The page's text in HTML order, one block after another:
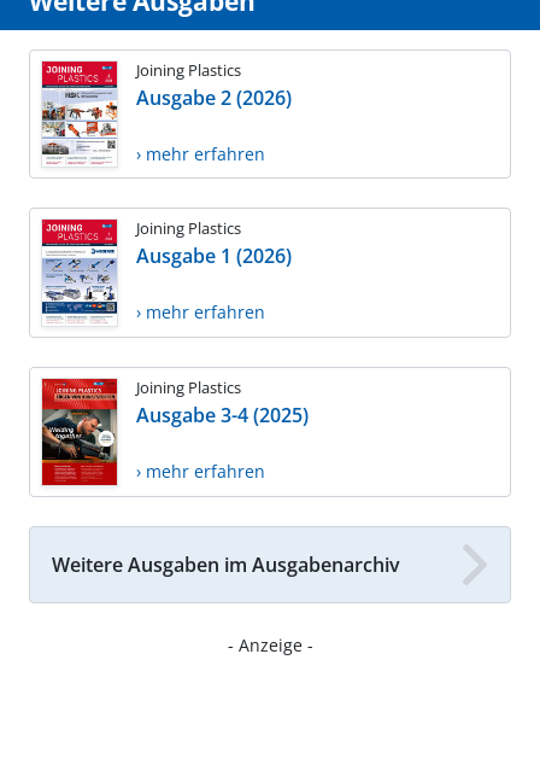
Joining Plastics
Ausgabe 2 (2026)
› mehr erfahren
Joining Plastics
Ausgabe 1 (2026)
› mehr erfahren
Joining Plastics
Ausgabe 3-4 (2025)
› mehr erfahren
Weitere Ausgaben im Ausgabenarchiv
- Anzeige -